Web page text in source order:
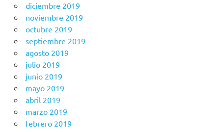
diciembre 2019
noviembre 2019
octubre 2019
septiembre 2019
agosto 2019
julio 2019
junio 2019
mayo 2019
abril 2019
marzo 2019
febrero 2019